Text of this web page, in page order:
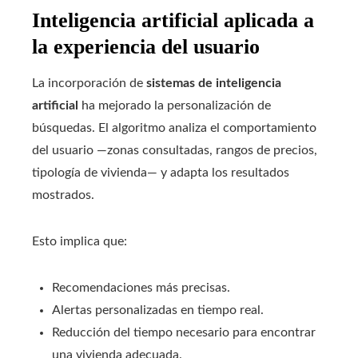
Inteligencia artificial aplicada a
la experiencia del usuario
La incorporación de sistemas de inteligencia
artificial
ha mejorado la personalización de
búsquedas. El algoritmo analiza el comportamiento
del usuario —zonas consultadas, rangos de precios,
tipología de vivienda— y adapta los resultados
mostrados.
Esto implica que:
Recomendaciones más precisas.
Alertas personalizadas en tiempo real.
Reducción del tiempo necesario para encontrar
una vivienda adecuada.